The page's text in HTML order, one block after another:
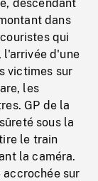
descendant
dans
qui
l'arrivée d'une
victimes sur
les
GP de la
sous la
le train
la caméra.
accrochée sur